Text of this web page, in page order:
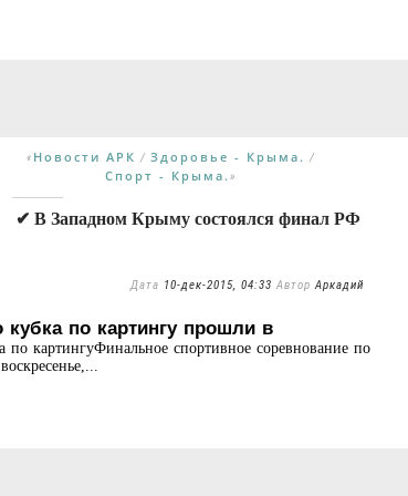
« Новости АРК / Здоровье - Крыма. /
Спорт - Крыма. »
✔ В Западном Крыму состоялся финал РФ
Дата 10-дек-2015, 04:33 АвторАркадий
по картингу прошли в
картингуФинальное спортивное соревнование по